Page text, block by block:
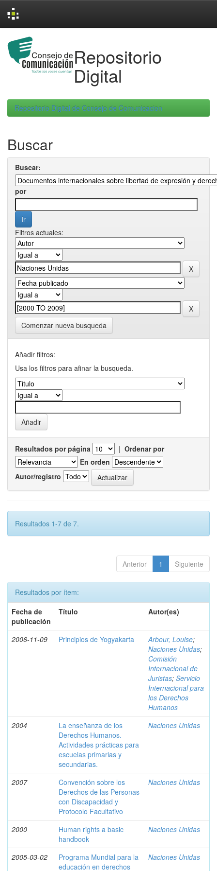
navigation
Repositorio
Digital
Repositorio Digital de Consejo de Comunicacion
Buscar
Buscar:
por
Filtros actuales:
Comenzar nueva busqueda
Añadir filtros:
Usa los filtros para afinar la busqueda.
Resultados por página | Ordenar por
En orden
Autor/registro
Resultados 1-7 de 7.
Anterior 1 Siguiente
Resultados por ítem:
Fecha de
publicación
Título Autor(es)
2006-11-09 Principios de Yogyakarta Arbour, Louise;
Naciones Unidas;
Comisión
Internacional de
Juristas; Servicio
Internacional para
los Derechos
Humanos
2004
La enseñanza de los
Derechos Humanos.
Actividades prácticas para
escuelas primarias y
secundarias.
Naciones Unidas
2007
Convención sobre los
Derechos de las Personas
con Discapacidad y
Protocolo Facultativo
Naciones Unidas
2000
Human rights a basic
handbook
Naciones Unidas
2005-03-02
Programa Mundial para la
educación en derechos
Naciones Unidas